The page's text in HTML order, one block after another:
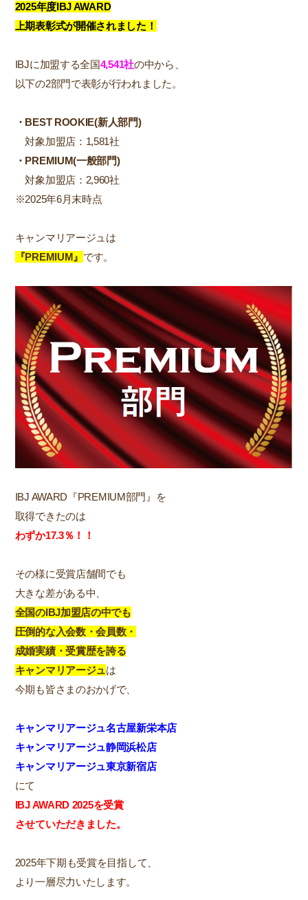
2025年度IBJ AWARD
上期表彰式が開催されました！
IBJに加盟する全国4,541社の中から、
以下の2部門で表彰が行われました。
・BEST ROOKIE(新人部門)
対象加盟店：1,581社
・PREMIUM(一般部門)
対象加盟店：2,960社
※2025年6月末時点
キャンマリアージュは
『PREMIUM』 です。
IBJ AWARD『PREMIUM部門』を
取得できたのは
わずか17.3％！！
その様に受賞店舗間でも
大きな差がある中、
全国のIBJ加盟店の中でも
圧倒的な入会数・会員数・
成婚実績・受賞歴を誇る
キャンマリアージュは
今期も皆さまのおかげで、
キャンマリアージュ名古屋新栄本店
キャンマリアージュ静岡浜松店
キャンマリアージュ東京新宿店
にて
IBJ AWARD 2025を受賞
させていただきました。
2025年下期も受賞を目指して、
より一層尽力いたします。